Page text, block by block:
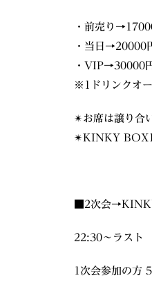
・前売り
・当日→20000
・VIP→30000
※1ドリンクオ
✴︎お席は譲り合
✴︎KINKY
■2次会
22:30〜ラスト
1次会参加の方